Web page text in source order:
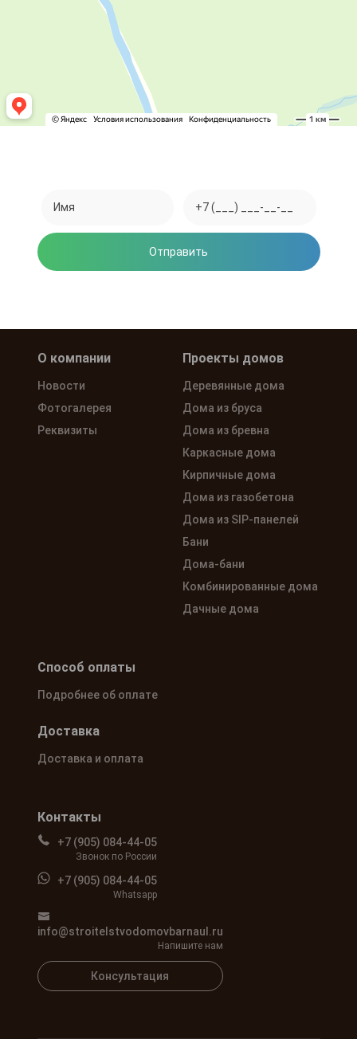
Отправить
О компании
Новости
Фотогалерея
Реквизиты
Проекты домов
Деревянные дома
Дома из бруса
Дома из бревна
Каркасные дома
Кирпичные дома
Дома из газобетона
Дома из SIP-панелей
Бани
Дома-бани
Комбинированные дома
Дачные дома
Контакты
+7 (905) 084-44-05
Звонок по России
+7 (905) 084-44-05
Whatsapp
info@stroitelstvodomovbarnaul.ru
Напишите нам
Консультация
Способ оплаты
Подробнее об оплате
Доставка
Доставка и оплата